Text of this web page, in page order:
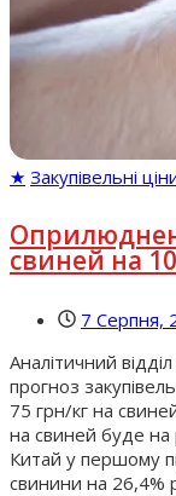
★ Закупівельні
свиней на
7 Серпня,
Аналітичний
прогноз
75 грн/кг на
на свиней буде на
Китай у першому
свинини на 26,4%